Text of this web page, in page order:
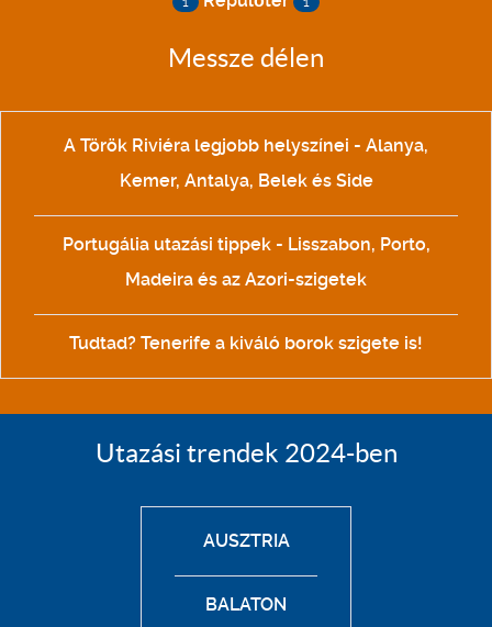
Messze délen
A Török Riviéra legjobb helyszínei - Alanya,
Kemer, Antalya, Belek és Side
Portugália utazási tippek - Lisszabon, Porto,
Madeira és az Azori-szigetek
Tudtad? Tenerife a kiváló borok szigete is!
Utazási trendek 2024-ben
AUSZTRIA
BALATON